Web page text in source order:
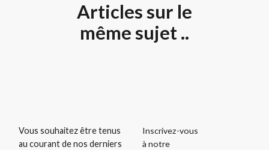
Articles sur le
même sujet ..
Vous souhaitez être tenus
au courant de nos derniers
Inscrivez-vous
à notre